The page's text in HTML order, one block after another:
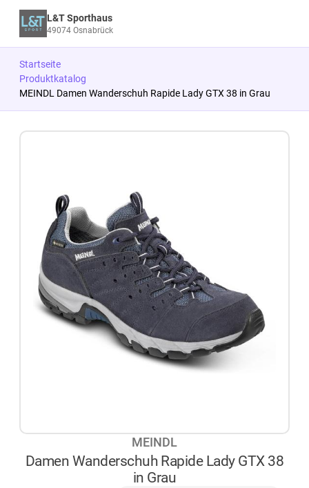
L&T Sporthaus
49074 Osnabrück
Startseite
Produktkatalog
MEINDL Damen Wanderschuh Rapide Lady GTX 38 in Grau
MEINDL
Damen Wanderschuh Rapide Lady GTX 38
in Grau